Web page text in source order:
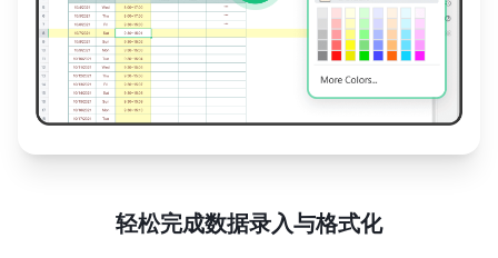
轻松完成数据录入与格式化